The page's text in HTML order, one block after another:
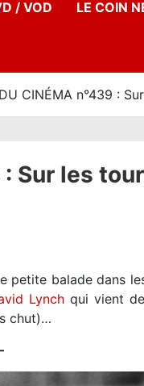
/ VOD LE COIN
CINÉMA n°439 :
: Sur les
petite balade dans
Lynch qui vient
chut)…